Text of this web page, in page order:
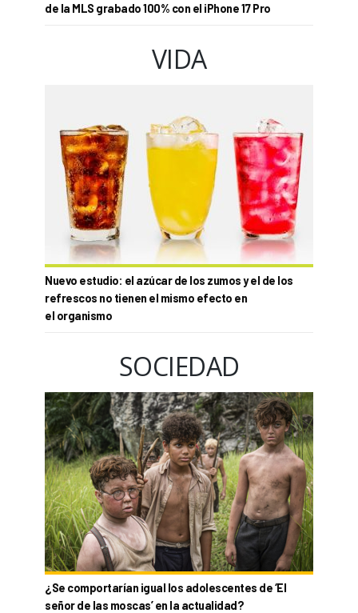
de la MLS grabado 100% con el iPhone 17 Pro
VIDA
Nuevo estudio: el azúcar de los zumos y el de los
refrescos no tienen el mismo efecto en
el organismo
SOCIEDAD
¿Se comportarían igual los adolescentes de ‘El
señor de las moscas’ en la actualidad?